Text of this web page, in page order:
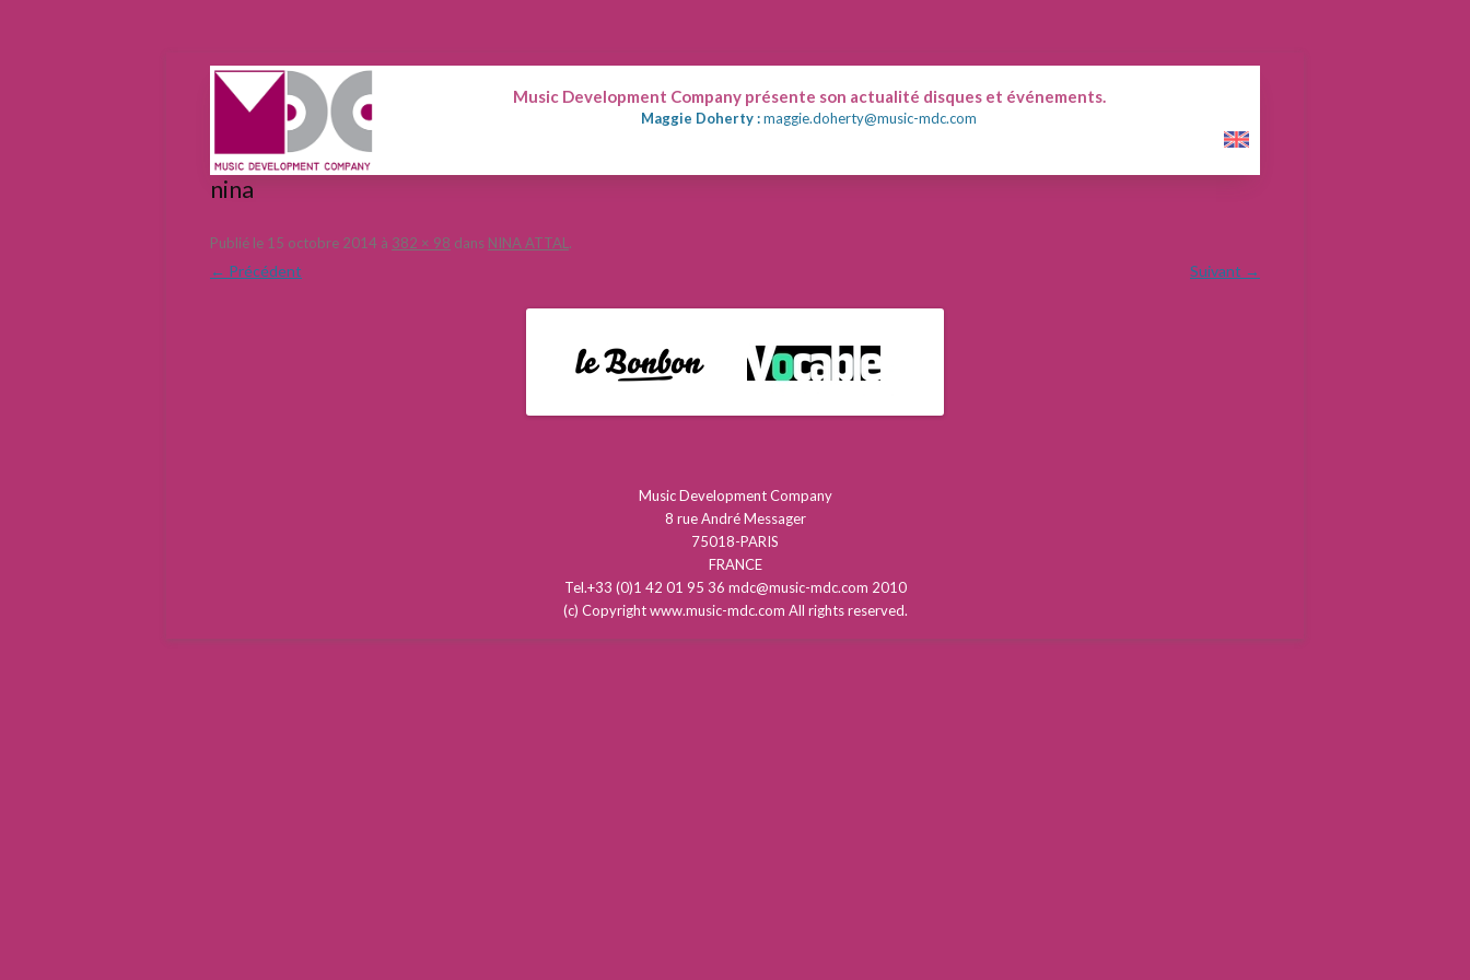
Music Development Company présente son actualité disques et événements.
Maggie Doherty :maggie.doherty@music-mdc.com
English
nina
Publié le 15 octobre 2014 à 382 × 98 dans NINA ATTAL .
← Précédent Suivant →
Music Development Company
8 rue André Messager
75018-PARIS
FRANCE
Tel.+33 (0)1 42 01 95 36 mdc@music-mdc.com 2010
(c) Copyright www.music-mdc.com All rights reserved.